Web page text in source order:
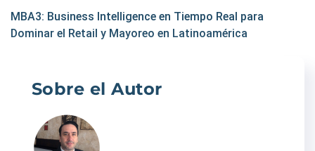
MBA3: Business Intelligence en Tiempo Real para
Dominar el Retail y Mayoreo en Latinoamérica
Sobre el Autor